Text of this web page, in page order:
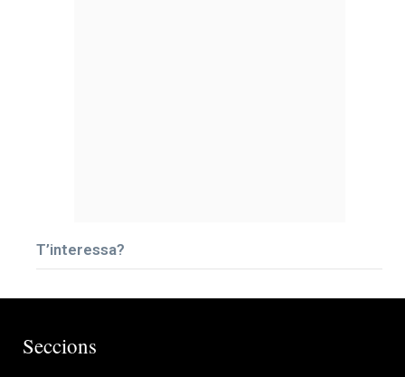
T’interessa?
Seccions